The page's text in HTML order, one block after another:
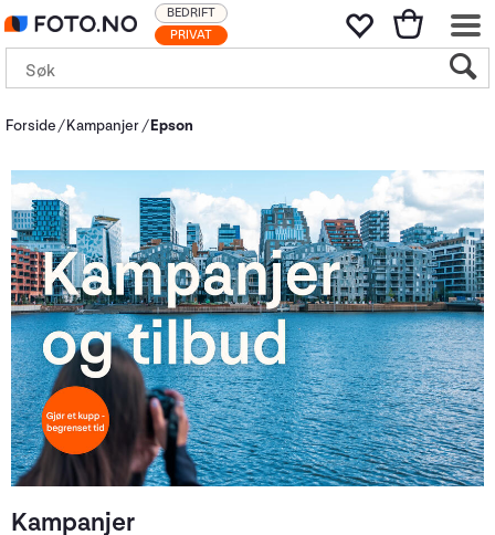
PRIVAT
BEDRIFT
Forside Kampanjer Epson
Kampanjer